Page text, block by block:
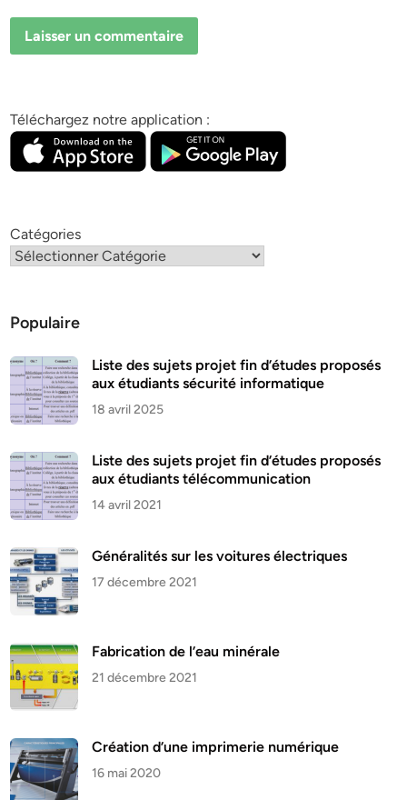
Téléchargez notre application :
Catégories
Populaire
Liste des sujets projet fin d’études proposés
aux étudiants sécurité informatique
18 avril 2025
Liste des sujets projet fin d’études proposés
aux étudiants télécommunication
14 avril 2021
Généralités sur les voitures électriques
17 décembre 2021
Fabrication de l’eau minérale
21 décembre 2021
Création d’une imprimerie numérique
16 mai 2020